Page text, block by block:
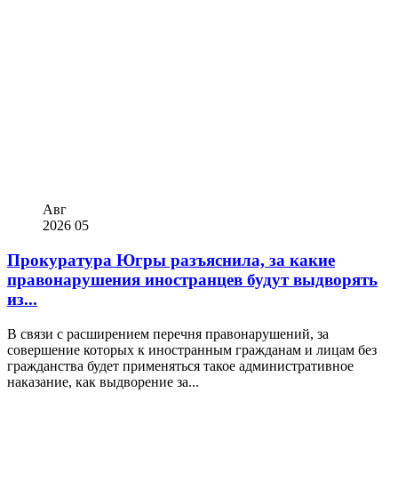
Авг
2026 05
Прокуратура Югры разъяснила, за какие
правонарушения иностранцев будут выдворять
из...
В связи с расширением перечня правонарушений, за
совершение которых к иностранным гражданам и лицам без
гражданства будет применяться такое административное
наказание, как выдворение за...